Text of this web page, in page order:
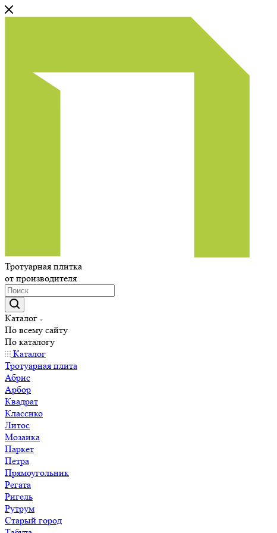
Тротуарная плитка
от производителя
Каталог
По всему сайту
По каталогу
Каталог
Тротуарная плита
Абрис
Арбор
Квадрат
Классико
Литос
Мозаика
Паркет
Петра
Прямоугольник
Регата
Ригель
Рутрум
Старый город